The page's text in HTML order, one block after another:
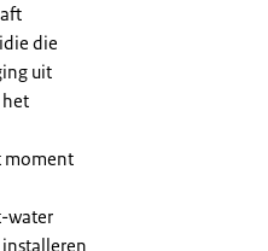
die
uit
moment
water